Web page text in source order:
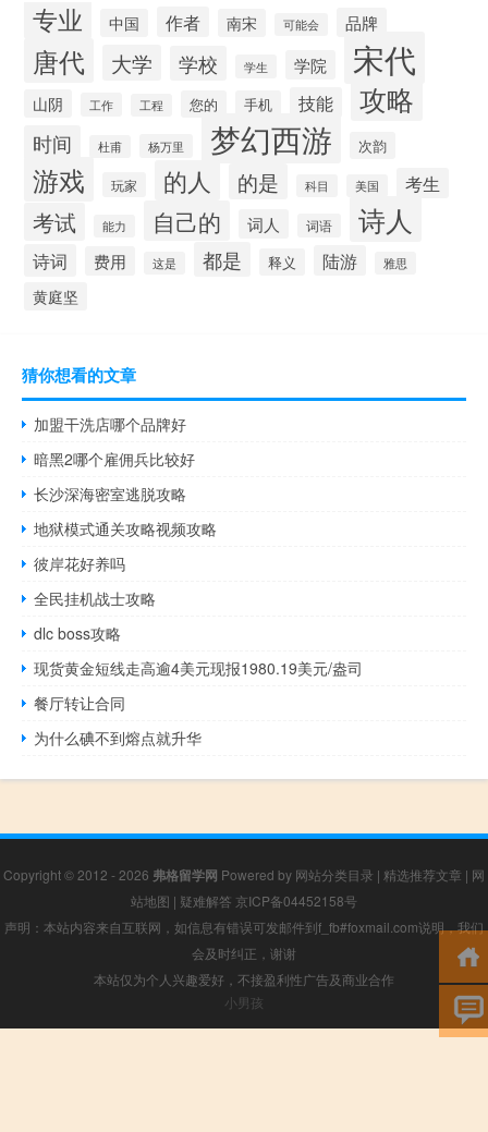
专业 中国 作者 南宋 可能会 品牌
唐代 大学 学校 学生 学院 宋代
山阴 工作 工程 您的 手机 技能 攻略
时间 杜甫 杨万里 梦幻西游 次韵
游戏 玩家 的人 的是 科目 美国 考生
考试 能力 自己的 词人 词语 诗人
诗词 费用 这是 都是 释义 陆游 雅思
黄庭坚
猜你想看的文章
加盟干洗店哪个品牌好
暗黑2哪个雇佣兵比较好
长沙深海密室逃脱攻略
地狱模式通关攻略视频攻略
彼岸花好养吗
全民挂机战士攻略
dlc boss攻略
现货黄金短线走高逾4美元现报1980.19美元/盎司
餐厅转让合同
为什么碘不到熔点就升华
Copyright © 2012 - 2026 弗格留学网 Powered by 网站分类目录 | 精选推荐文章 | 网
站地图 | 疑难解答 京ICP备04452158号
声明：本站内容来自互联网，如信息有错误可发邮件到f_fb#foxmail.com说明，我们
会及时纠正，谢谢
本站仅为个人兴趣爱好，不接盈利性广告及商业合作
小男孩